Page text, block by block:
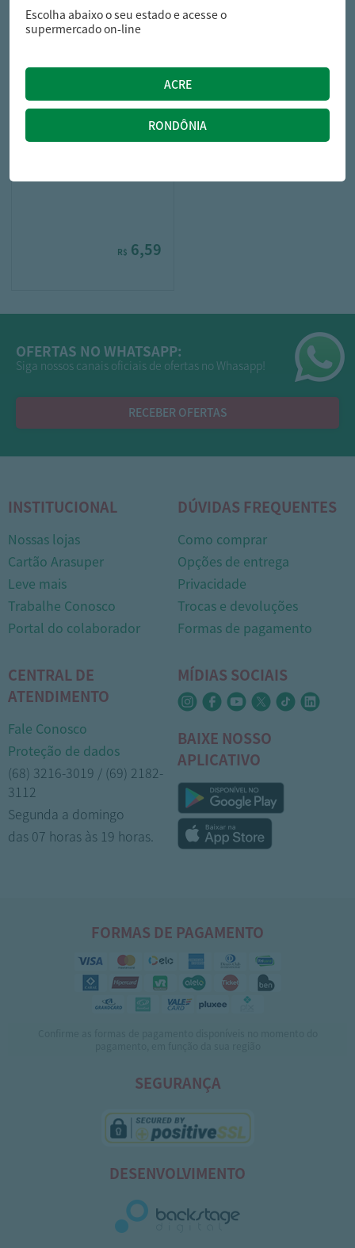
R$ 6,59
OFERTAS NO WHATSAPP:
Siga nossos canais oficiais de ofertas no Whasapp!
RECEBER OFERTAS
INSTITUCIONAL
Nossas lojas
Cartão Arasuper
Leve mais
Trabalhe Conosco
Portal do colaborador
DÚVIDAS FREQUENTES
Como comprar
Opções de entrega
Privacidade
Trocas e devoluções
Formas de pagamento
CENTRAL DE
ATENDIMENTO
Fale Conosco
Proteção de dados
(68) 3216-3019 / (69) 2182-
3112
Segunda a domingo
das 07 horas às 19 horas.
MÍDIAS SOCIAIS
BAIXE NOSSO
APLICATIVO
FORMAS DE PAGAMENTO
SEGURANÇA
DESENVOLVIMENTO
Escolha abaixo o seu estado e acesse o
supermercado on-line